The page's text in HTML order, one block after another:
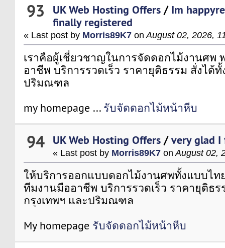
93 UK Web Hosting Offers / Im
finally registered
« Last post by Morris89K7 on August 02, 2026,
เราคือผู้เชี่ยวชาญในการจัดดอกไม้งานศพ
อาชีพ บริการรวดเร็ว ราคายุติธรรม สั่งได้ทั้
ปริมณฑล
my homepage ... รับจัดดอกไม้หน้าหีบ
94 UK Web Hosting Offers /very glad I
« Last post by Morris89K7 onAugust 02,
ให้บริการออกแบบดอกไม้งานศพทั้งแบบไท
ทีมงานมืออาชีพ บริการรวดเร็ว ราคายุติธร
กรุงเทพฯ และปริมณฑล
My homepage รับจัดดอกไม้หน้าหีบ